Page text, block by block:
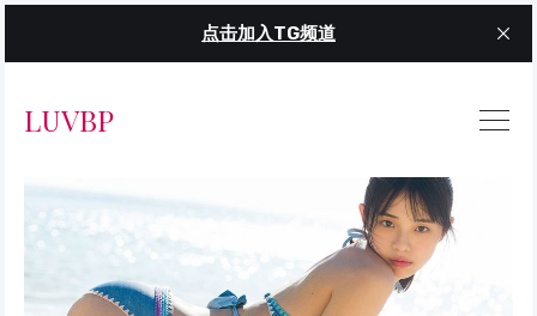
点击加入TG频道
LUVBP